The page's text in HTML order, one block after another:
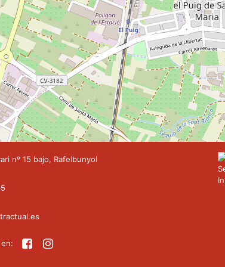
nº 15 bajo, Rafelbunyol